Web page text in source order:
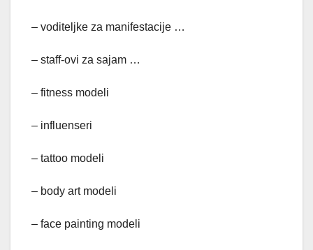
– voditeljke za manifestacije …
– staff-ovi za sajam …
– fitness modeli
– influenseri
– tattoo modeli
– body art modeli
– face painting modeli